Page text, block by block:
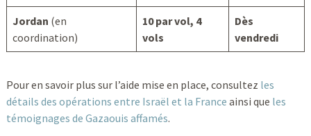
Jordan (en
coordination)
10 par vol, 4
vols
Dès
vendredi
Pour en savoir plus sur l’aide mise en place, consultez les
détails des opérations entre Israël et la France ainsi que les
témoignages de Gazaouis affamés.